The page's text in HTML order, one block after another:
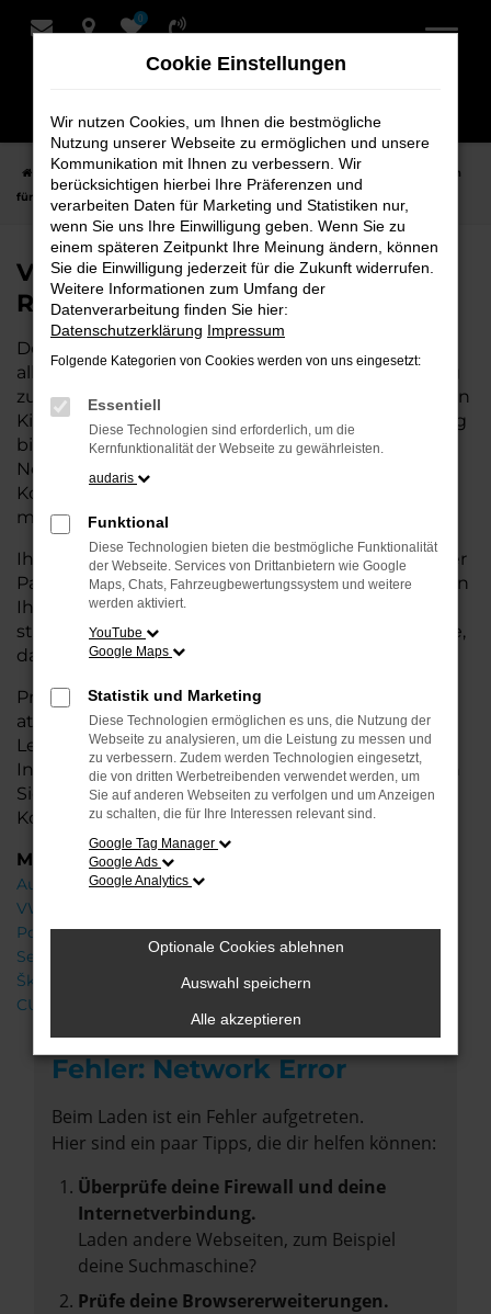
Zum
0
Startseite Rotenburg VW VW Caddy
VW Caddy Jahreswagen
für Rotenburg bei Schmidt + Koch
VW Caddy Jahreswagen für
Rotenburg bei Schmidt + Koch
Der Caddy Jahreswagen ist die perfekte Wahl für
alle, die für Rotenburg ein nahezu neues Fahrzeug
zu einem attraktiven Preis suchen. Mit nur wenigen
Kilometern und einer hervorragenden Ausstattung
bietet dieser Jahreswagen die Vorteile eines
Neuwagens, aber zu deutlich besseren
Konditionen. Ideal für alle, die hohe Qualität und
modernes Design zu einem fairen Preis möchten.
Ihr VW Autohaus in Rotenburg ist Ihr kompetenter
Partner, wenn es um Jahreswagen geht. Wir bieten
Ihnen eine große Auswahl an Fahrzeugen und
stehen Ihnen mit fachkundiger Beratung zur Seite,
damit Sie das passende Modell finden.
Profitieren Sie von zusätzlichen
attraktiven Finanzierungsoptionen,
Leasingangeboten und der bequemen
Inzahlungnahme Ihres alten Fahrzeugs. Besuchen
Sie uns und finden Sie Ihr Traumauto zu besten
Konditionen!
Marken
Audi
VW
Porsche
Seat
Škoda
CUPRA
Fehler: Network Error
Beim Laden ist ein Fehler aufgetreten.
Hier sind ein paar Tipps, die dir helfen können:
Überprüfe deine Firewall und deine
Internetverbindung.
Laden andere Webseiten, zum Beispiel
deine Suchmaschine?
Prüfe deine Browsererweiterungen.
Cookie Einstellungen
Wir nutzen Cookies, um Ihnen die bestmögliche
Nutzung unserer Webseite zu ermöglichen und unsere
Kommunikation mit Ihnen zu verbessern. Wir
berücksichtigen hierbei Ihre Präferenzen und
verarbeiten Daten für Marketing und Statistiken nur,
wenn Sie uns Ihre Einwilligung geben. Wenn Sie zu
einem späteren Zeitpunkt Ihre Meinung ändern, können
Sie die Einwilligung jederzeit für die Zukunft widerrufen.
Weitere Informationen zum Umfang der
Datenverarbeitung finden Sie hier:
Datenschutzerklärung Impressum
Folgende Kategorien von Cookies werden von uns eingesetzt:
Essentiell
Diese Technologien sind erforderlich, um die
Kernfunktionalität der Webseite zu gewährleisten.
audaris
Funktional
Diese Technologien bieten die bestmögliche Funktionalität
der Webseite. Services von Drittanbietern wie Google
Maps, Chats, Fahrzeugbewertungssystem und weitere
werden aktiviert.
YouTube
Google Maps
Statistik und Marketing
Diese Technologien ermöglichen es uns, die Nutzung der
Webseite zu analysieren, um die Leistung zu messen und
zu verbessern. Zudem werden Technologien eingesetzt,
die von dritten Werbetreibenden verwendet werden, um
Sie auf anderen Webseiten zu verfolgen und um Anzeigen
zu schalten, die für Ihre Interessen relevant sind.
Google Tag Manager
Google Ads
Google Analytics
Optionale Cookies ablehnen
Auswahl speichern
Alle akzeptieren